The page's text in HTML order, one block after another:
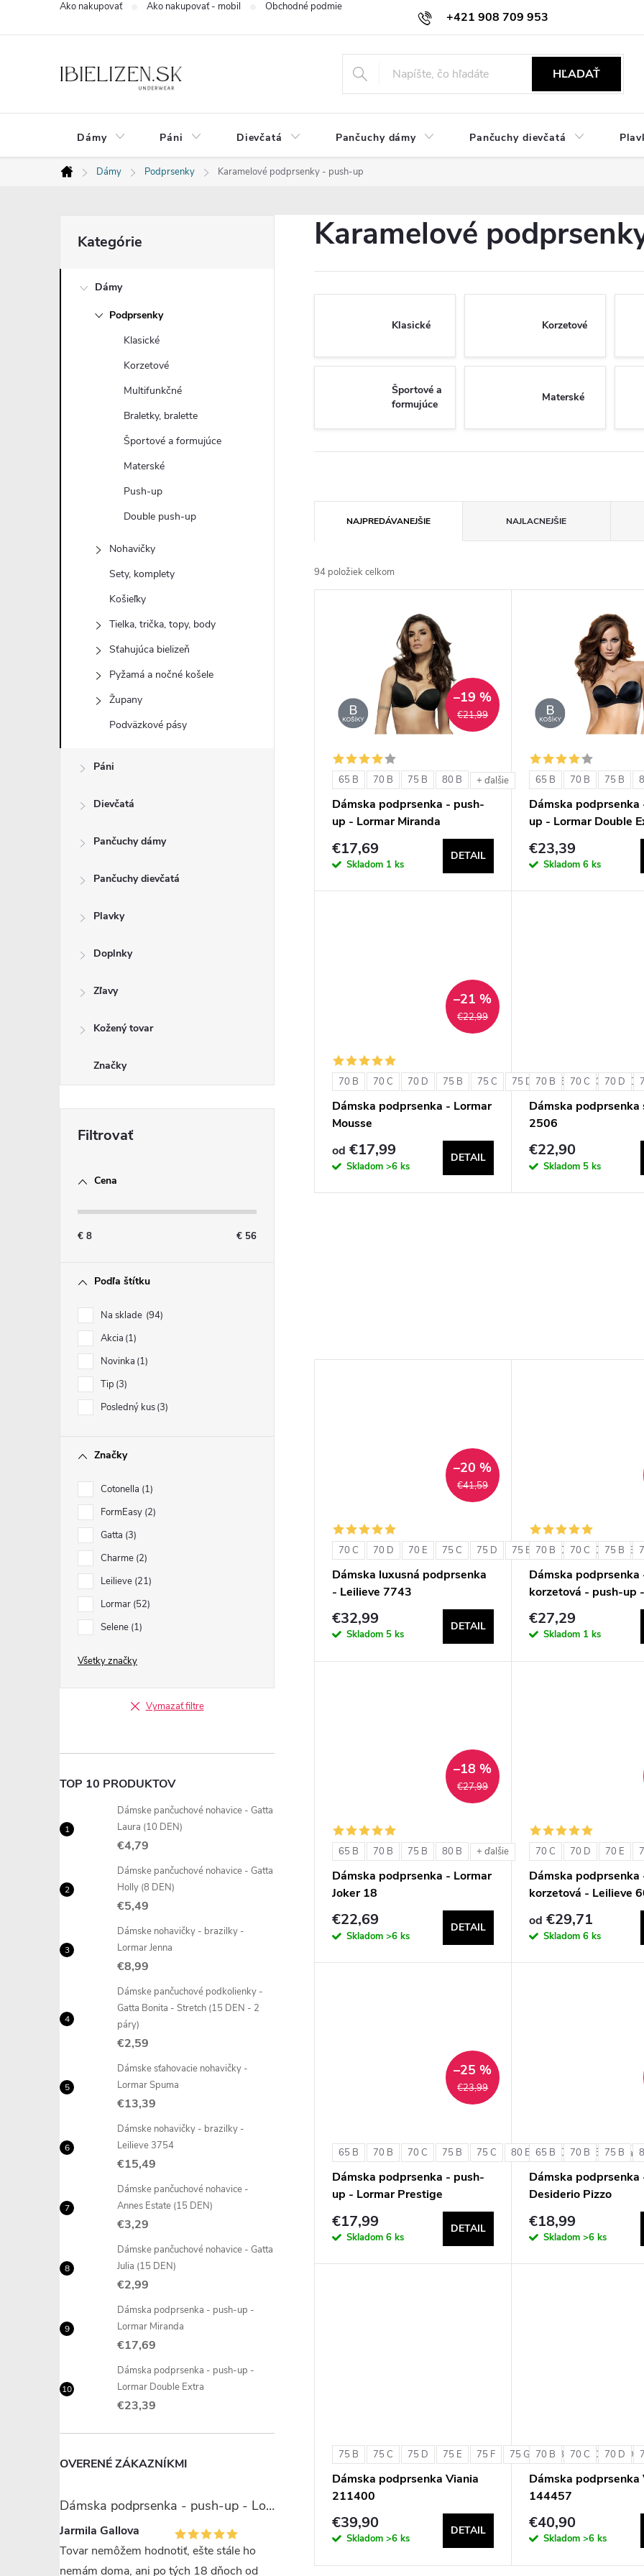
+421 908 709 953
objednavky@ibielizen.sk
Ako nakupovať Ako nakupovať - mobil Obchodné podmienky
HĽADAŤ
Dámy Páni Dievčatá Pančuchy dámy Pančuchy dievčatá
Domov
Dámy Podprsenky Karamelové podprsenky - push-up
o
kategórie
Kategórie
Dámy
Podprsenky
Klasické
Korzetové
Multifunkčné
Braletky, bralette
Športové a formujúce
Materské
Push-up
Double push-up
Nohavičky
Sety, komplety
Košieľky
Tielka, trička, topy, body
Sťahujúca bielizeň
Pyžamá a nočné košele
Župany
Podväzkové pásy
Páni
Dievčatá
Pančuchy dámy
Pančuchy dievčatá
Plavky
Doplnky
Zľavy
Kožený tovar
Značky
Cena
€ 8 € 56
Podľa štítku
Na sklade 94
Akcia 1
Novinka 1
Tip 3
Posledný kus 3
Značky
Cotonella 1
FormEasy 2
Gatta 3
Charme 2
Leilieve 21
Lormar 52
Selene 1
Všetky značky
Vymazať filtre
TOP 10 PRODUKTOV
Dámske pančuchové nohavice - Gatta
Laura (10 DEN)
€4,79
Dámske pančuchové nohavice - Gatta
Holly (8 DEN)
€5,49
Dámske nohavičky - brazilky -
Lormar Jenna
€8,99
Dámske pančuchové podkolienky -
Gatta Bonita - Stretch (15 DEN - 2
páry)
€2,59
Dámske sťahovacie nohavičky -
Lormar Spuma
€13,39
Dámske nohavičky - brazilky -
Leilieve 3754
€15,49
Dámske pančuchové nohavice -
Annes Estate (15 DEN)
€3,29
Dámske pančuchové nohavice - Gatta
Julia (15 DEN)
€2,99
Dámska podprsenka - push-up -
Lormar Miranda
€17,69
Dámska podprsenka - push-up -
Lormar Double Extra
€23,39
OVERENÉ ZÁKAZNÍKMI
Dámska podprsenka - push-up - Lormar Miranda
Jarmila Gallova
Tovar nemôžem hodnotiť, ešte stále ho
nemám doma, ani po tých 18 dňoch od
Karamelové
Klasické Korzetové
Športové a
formujúce
Materské
a
d
NAJPREDÁVANEJŠIE NAJLACNEJŠIE
94 položiek celkom
d
€21,99
–19 %
65 B 70 B 75 B 80 B + ďalšie
Dámska podprsenka - push-
up - Lormar Miranda
€17,69
Skladom 1 ks
DETAIL
65 B 70 B 75 B
Dámska podprsenka
up - Lormar Double
€23,39
Skladom6 ks
€22,99
–21 %
70 B 70 C 70 D 75 B 75 C 75 D 80 B 80 C 80 D
Dámska podprsenka - Lormar
Mousse
od €17,99
Skladom >6 ks
DETAIL
70 B 70 C 70 D
Dámska podprsenka
2506
€22,90
Skladom 5 ks
€41,59
–20 %
70 C 70 D 70 E 75 C 75 D 75 E 80 C 80 D 80 E
Dámska luxusná podprsenka
- Leilieve 7743
€32,99
Skladom 5 ks
DETAIL
70 B 70 C 75 B
Dámska podprsenka
korzetová - push-up
1580
€27,29
Skladom 1 ks
€27,99
–18 %
65 B 70 B 75 B 80 B + ďalšie
Dámska podprsenka - Lormar
Joker 18
€22,69
Skladom >6 ks
DETAIL
70 C 70 D 70 E
Dámska podprsenka
korzetová - Leilieve
od €29,71
Skladom6 ks
€23,99
–25 %
65 B 70 B 70 C 75 B 75 C 80 B 80 C 85 B +
Dámska podprsenka - push-
up - Lormar Prestige
€17,99
Skladom 6 ks
DETAIL
65 B 70 B 75 B
Dámska podprsenka
Desiderio Pizzo
€18,99
Skladom>6 ks
75 B 75 C 75 D 75 E 75 F 75 G 80 B 80 C 80 D
Dámska podprsenka Viania
211400
€39,90
Skladom >6 ks
DETAIL
70 B 70 C 70 D
Dámska podprsenka
144457
€40,90
Skladom>6 ks